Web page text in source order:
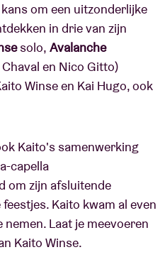
om een ​​uitzonderlijke
in drie van zijn
solo, Avalanche
en Nico Gitto)
Winse en Kai Hugo, ook
Kaito's samenwerking
capella
om zijn afsluitende
Kaito kwam al even
nemen. Laat je meevoeren
Kaito Winse.